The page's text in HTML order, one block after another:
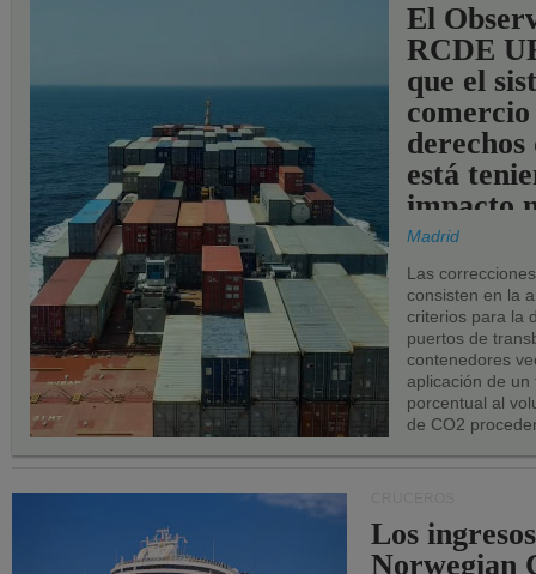
El
RCDE
que el
comercio
derechos
está
impacto
los
UE.
Madrid
Las
consisten en la
criterios para la
puertos de
contenedores
aplicación de
porcentual al
de CO2
Los
Norwegian